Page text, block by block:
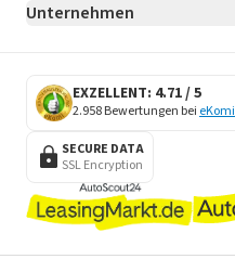
Unternehmen
EXZELLENT: 4.71 / 5
2.958 Bewertungen bei eKomi
SECURE DATA
SSL Encryption